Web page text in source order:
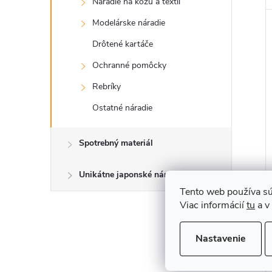
Tento web používa
Viac informáciítu a v
Nastavenie
Modelárske náradie
Drôtené kartáče
Ochranné pomôcky
Rebríky
Ostatné náradie
Spotrebný materiál
Unikátne japonské náradie